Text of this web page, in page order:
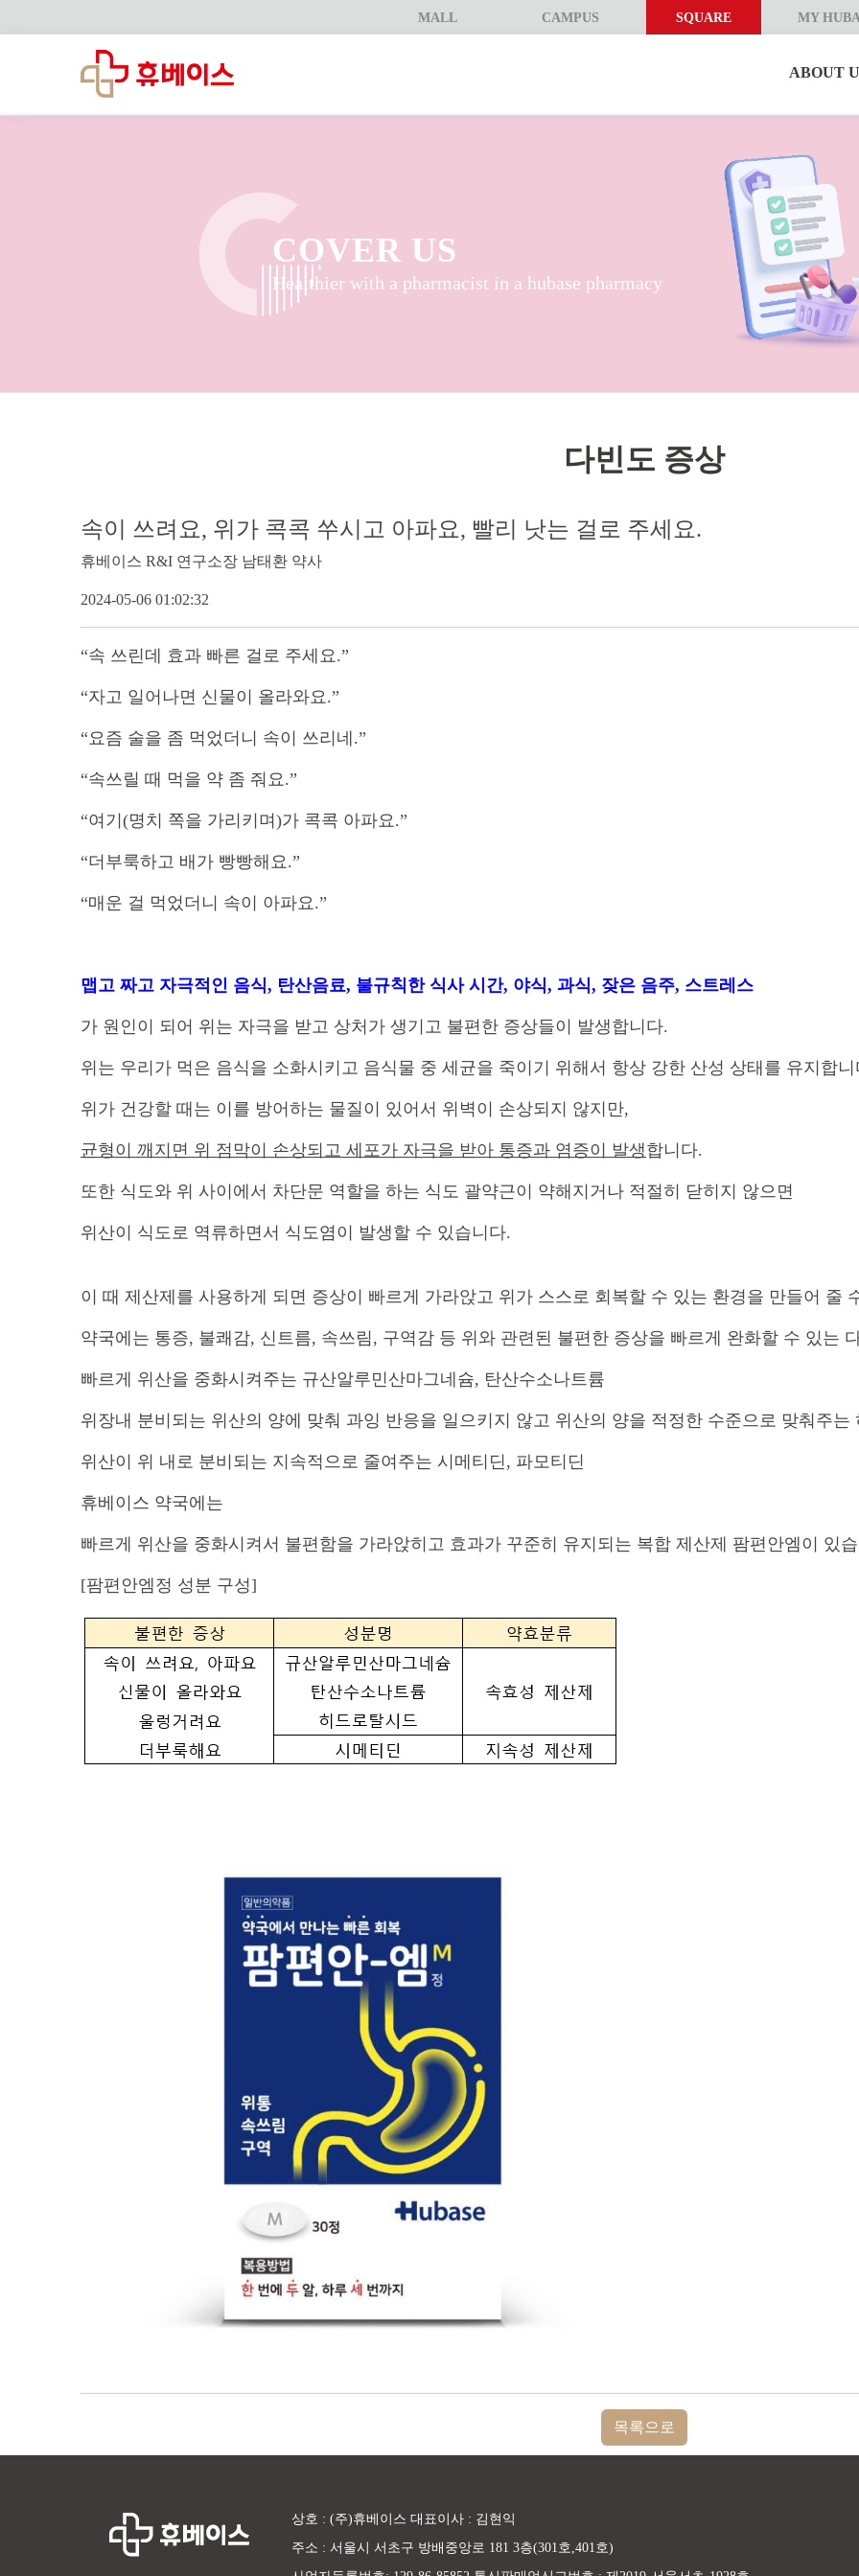
MALL CAMPUS SQUARE MY
ABOUT
COVER US
Healthier with a pharmacist in a hubase pharmacy
다빈도 증상
속이 쓰려요, 위가 콕콕 쑤시고 아파요, 빨리 낫는 걸로 주세요.
휴베이스 R&I 연구소장 남태환 약사
2024-05-06 01:02:32
“속 쓰린데 효과 빠른 걸로 주세요.”
“자고 일어나면 신물이 올라와요.”
“요즘 술을 좀 먹었더니 속이 쓰리네 .”
“속쓰릴 때 먹을 약 좀 줘요.”
“여기 (명치 쪽을 가리키며 )가 콕콕 아파요.”
“더부룩하고 배가 빵빵해요.”
“매운 걸 먹었더니 속이 아파요.”
맵고 짜고 자극적인 음식, 탄산음료, 불규칙한 식사 시간, 야식, 과식, 잦은 음주, 스트레스
가 원인이 되어 위는 자극을 받고 상처가 생기고 불편한 증상들이 발생합니다.
위는 우리가 먹은 음식을 소화시키고 음식물 중 세균을 죽이기 위해서 항상 강한 산성 상태를 유지합니
위가 건강할 때는 이를 방어하는 물질이 있어서 위벽이 손상되지 않지만,
균형이 깨지면 위 점막이 손상되고 세포가 자극을 받아 통증과 염증이 발생합니다.
또한 식도와 위 사이에서 차단문 역할을 하는 식도 괄약근이 약해지거나 적절히 닫히지 않으면
위산이 식도로 역류하면서 식도염이 발생할 수 있습니다.
이 때 제산제를 사용하게 되면 증상이 빠르게 가라앉고 위가 스스로 회복할 수 있는 환경을 만들어
약국에는 통증, 불쾌감, 신트름, 속쓰림, 구역감 등 위와 관련된 불편한 증상을 빠르게 완화할 수 있는
빠르게 위산을 중화시켜주는 규산알루민산마그네슘, 탄산수소나트륨
위장내 분비되는 위산의 양에 맞춰 과잉 반응을 일으키지 않고 위산의 양을 적정한 수준으로 맞춰주는
위산이 위 내로 분비되는 지속적으로 줄여주는 시메티딘, 파모티딘
휴베이스 약국에는
빠르게 위산을 중화시켜서 불편함을 가라앉히고 효과가 꾸준히 유지되는 복합 제산제 팜편안엠이 있
[팜편안엠정 성분 구성]
목록으로
상호 : (주)휴베이스 대표이사 : 김현익
주소 : 서울시 서초구 방배중앙로 181 3층(301호,401호)